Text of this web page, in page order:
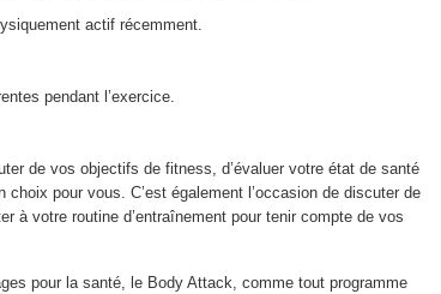
actif récemment.
pendant l’exercice.
de vos objectifs de fitness, d’évaluer votre état de santé
pour vous. C’est également l’occasion de discuter de
à votre routine d’entraînement pour tenir compte de vos
pour la santé, le Body Attack, comme tout programme